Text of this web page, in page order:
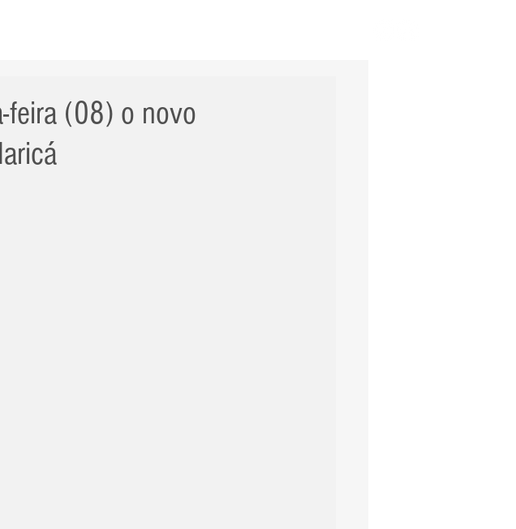
feira (08) o novo